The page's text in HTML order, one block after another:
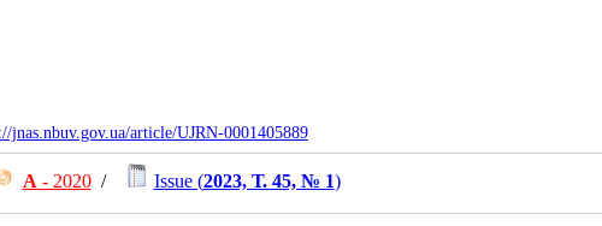
jnas.nbuv.gov.ua/article/UJRN-0001405889
А - 2020/ Issue (2023, Т. 45, № 1)